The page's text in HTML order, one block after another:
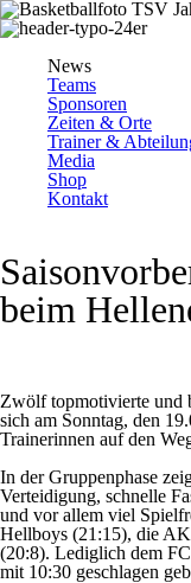
News
Teams
Sponsoren
Zeiten & Orte
Trainer &
Media
Shop
Kontakt
beim
Zwölf topmotivierte und
sich am Sonntag, den
Trainerinnen auf den
In der Gruppenphase
Verteidigung, schnelle
und vor allem viel
Hellboys (21:15), die
(20:8). Lediglich dem
mit 10:30 geschlagen